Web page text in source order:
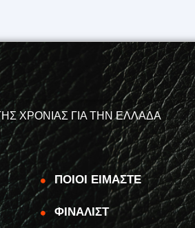
ΧΡΟΝΙΑΣ ΓΙΑ ΤΗΝ ΕΛΛΑΔΑ
ΠΟΙΟΙ ΕΙΜΑΣΤΕ
ΦΙΝΑΛΙΣΤ